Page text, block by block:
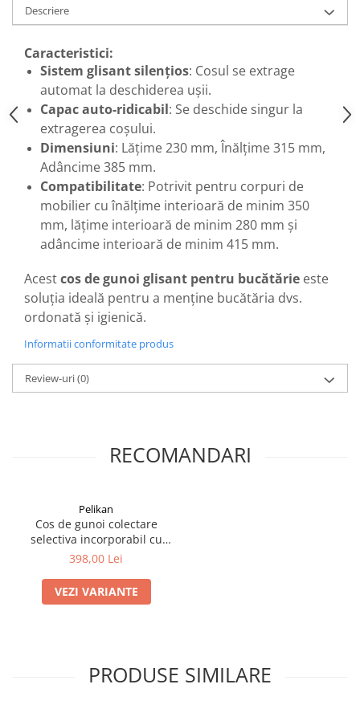
Descriere
Caracteristici:
Sistem glisant silențios: Cosul se extrage
automat la deschiderea ușii.
Capac auto-ridicabil: Se deschide singur la
extragerea coșului.
Dimensiuni: Lățime 230 mm, Înălțime 315 mm,
Adâncime 385 mm.
Compatibilitate: Potrivit pentru corpuri de
mobilier cu înălțime interioară de minim 350
mm, lățime interioară de minim 280 mm și
adâncime interioară de minim 415 mm.
Acestcos de gunoi glisant pentru bucătărie este
soluția ideală pentru a menține bucătăria dvs.
ordonată și igienică.
Informatii conformitate produs
Review-uri(0)
RECOMANDARI
Pelikan
Cos de gunoi colectare
selectiva incorporabil cu
doua compartimente de 14L
398,00 Lei
VEZI VARIANTE
PRODUSE SIMILARE